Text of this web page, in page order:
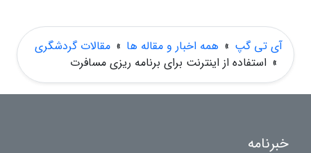
آی تی گپ » همه اخبار و مقاله ها » مقالات گردشگری
» استفاده از اینترنت برای برنامه ریزی مسافرت
خبرنامه